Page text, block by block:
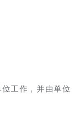
位工作，并由单位